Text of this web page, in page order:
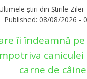
știri din Știrile Zilei
Published: 08/08/2026 -
îi îndeamnă
caniculei
carne de câine